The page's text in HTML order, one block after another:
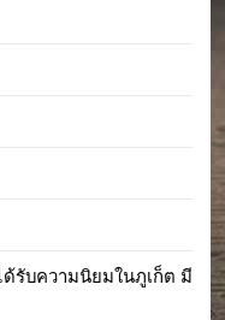
ด้รับความนิยมในภูเก็ต มี